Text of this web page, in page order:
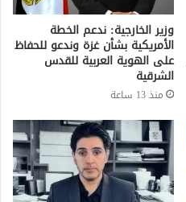
وزير الخارجية: ندعم الخطة
الأمريكية بشأن غزة وندعو للحفاظ
على الهوية العربية للقدس
الشرقية
منذ 13 ساعة